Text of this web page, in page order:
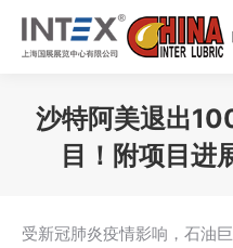
沙特阿美退出
目！附项目进
受新冠肺炎疫情影响，石油